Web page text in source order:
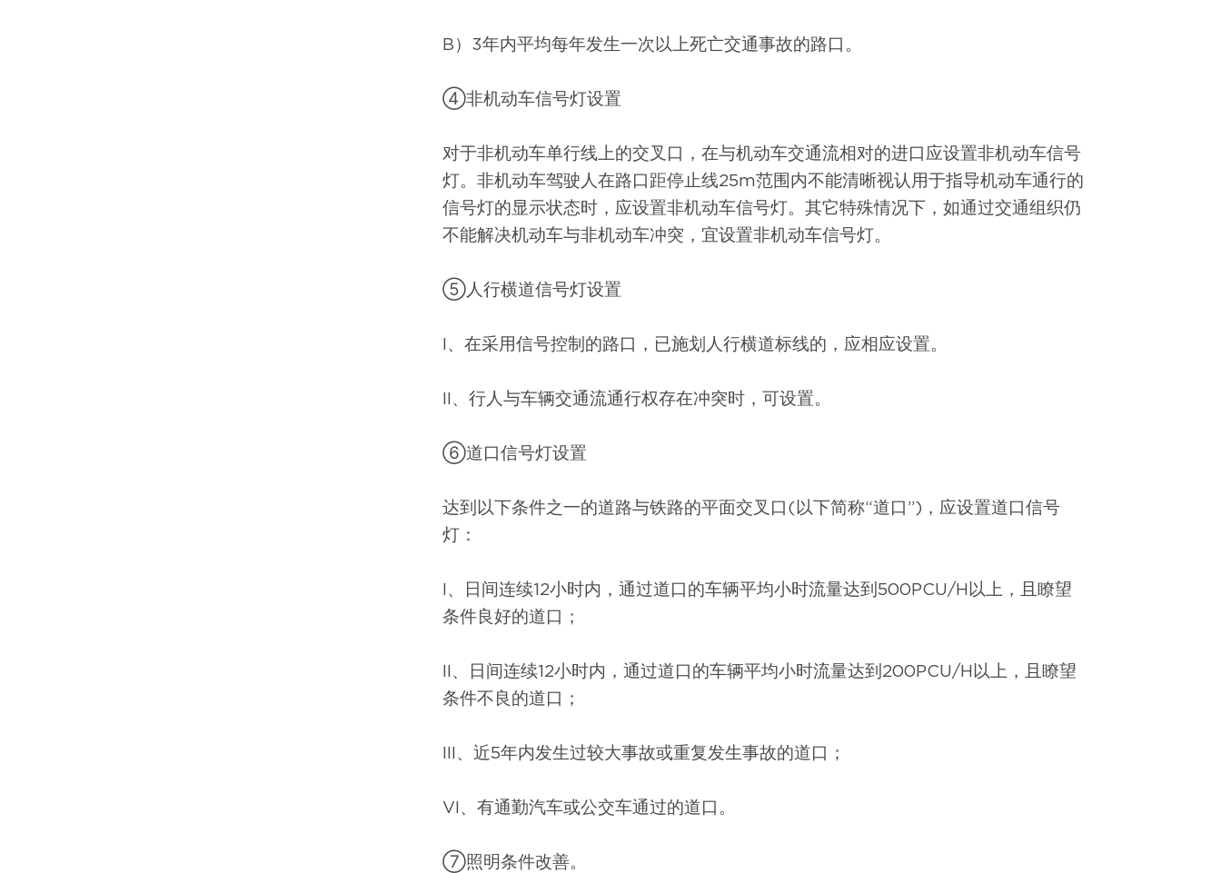
B）3年内平均每年发生一次以上死亡交通事故的路口。
④非机动车信号灯设置
对于非机动车单行线上的交叉口，在与机动车交通流相对的进口应设置非机动车信号
灯。非机动车驾驶人在路口距停止线25m范围内不能清晰视认用于指导机动车通行的
信号灯的显示状态时，应设置非机动车信号灯。其它特殊情况下，如通过交通组织仍
不能解决机动车与非机动车冲突，宜设置非机动车信号灯。
⑤人行横道信号灯设置
I、在采用信号控制的路口，已施划人行横道标线的，应相应设置。
II、行人与车辆交通流通行权存在冲突时，可设置。
⑥道口信号灯设置
达到以下条件之一的道路与铁路的平面交叉口(以下简称“道口”)，应设置道口信号
灯：
I、日间连续12小时内，通过道口的车辆平均小时流量达到500PCU/H以上，且瞭望
条件良好的道口；
II、日间连续12小时内，通过道口的车辆平均小时流量达到200PCU/H以上，且瞭望
条件不良的道口；
III、近5年内发生过较大事故或重复发生事故的道口；
VI、有通勤汽车或公交车通过的道口。
⑦照明条件改善。